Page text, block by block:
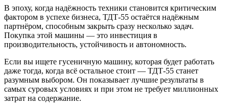
В эпоху, когда надёжность техники становится критическим
фактором в успехе бизнеса, ТДТ-55 остаётся надёжным
партнёром, способным закрыть сразу несколько задач.
Покупка этой машины — это инвестиция в
производительность, устойчивость и автономность.
Если вы ищете гусеничную машину, которая будет работать
даже тогда, когда всё остальное стоит — ТДТ-55 станет
разумным выбором. Он показывает лучшие результаты в
самых суровых условиях и при этом не требует миллионных
затрат на содержание.